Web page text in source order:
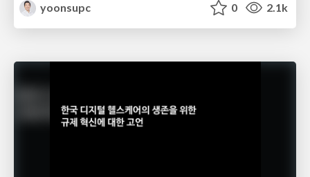
yoonsupc
0 2.1k